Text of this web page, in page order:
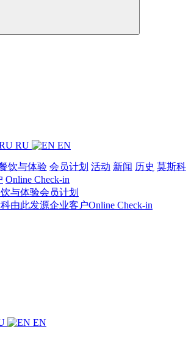
RU EN
饮与体验 ‌会员计划 活动 新闻 历史 莫斯科
Online Check-in
与体验‌会员计划
由此发源企业客户Online Check-in
EN